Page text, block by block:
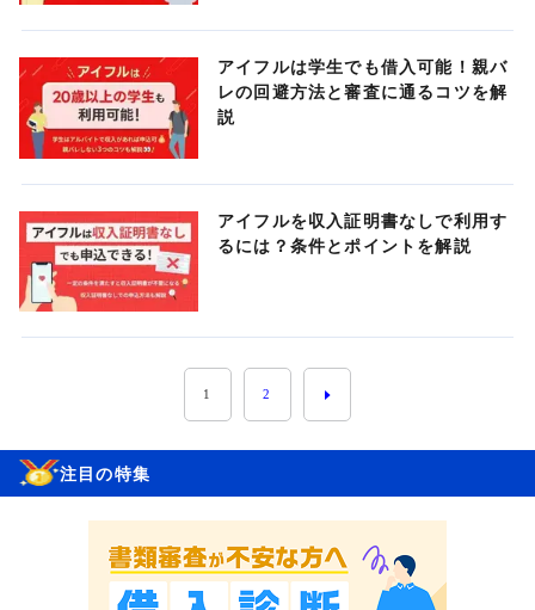
アイフルは学生でも借入可能！親バ
レの回避方法と審査に通るコツを解
説
アイフルを収入証明書なしで利用す
るには？条件とポイントを解説
1 2
注目の特集